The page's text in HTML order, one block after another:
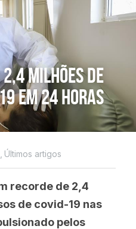
milhões de
em 24 horas
Últimos artigos
recorde de 2,4
de covid-19 nas
pelos